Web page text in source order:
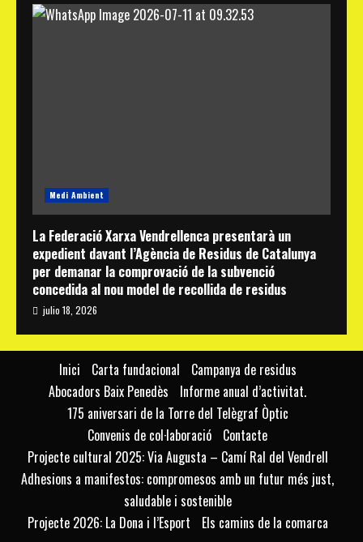
Medi Ambient
La Federació Xarxa Vendrellenca presentarà un
expedient davant l’Agència de Residus de Catalunya
per demanar la comprovació de la subvenció
concedida al nou model de recollida de residus
julio 18, 2026
Inici Carta fundacional
Campanya de residus
Abocadors Baix Penedès
Informe anual d’activitat.
175 aniversari de la Torre del Telègraf Òptic
Convenis de col·laboració
Contacte
Projecte cultural 2025: Via Augusta – Camí Ral del Vendrell
Adhesions a manifestos: compromesos amb un futur més just,
saludable i sostenible
Projecte 2026: La Dona i l’Esport
Els camins de la comarca